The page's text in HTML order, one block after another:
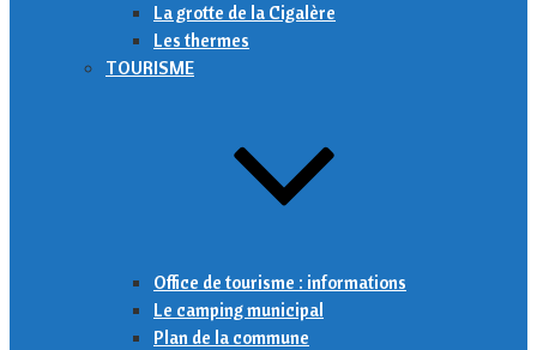
La grotte de la Cigalère
Les thermes
TOURISME
Office de tourisme : informations
Le camping municipal
Plan de la commune